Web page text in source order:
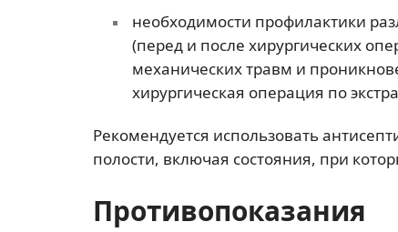
необходимости профилактики
(перед и после хирургических
механических травм и
хирургическая операция по
Рекомендуется использовать
полости, включая состояния, при
Противопоказания